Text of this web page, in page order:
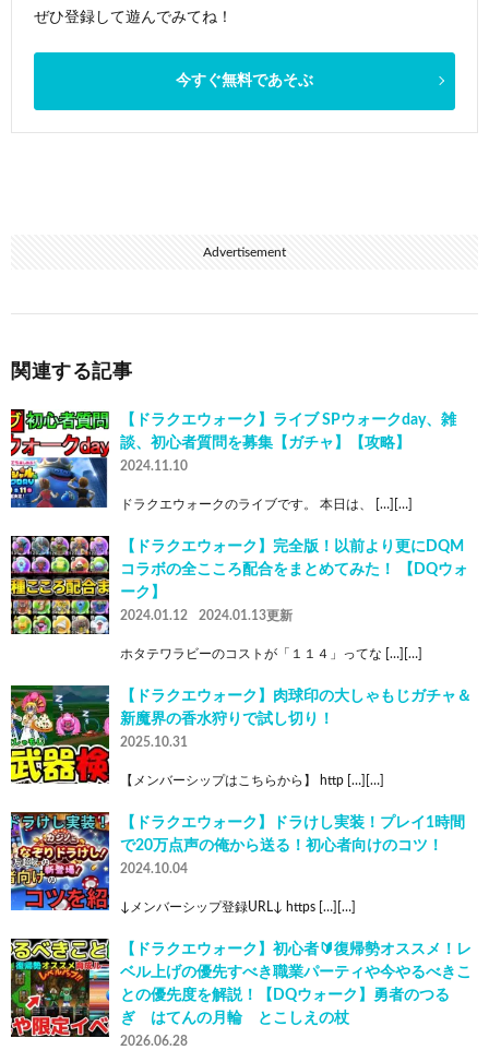
ぜひ登録して遊んでみてね！
今すぐ無料であそぶ
Advertisement
関連する記事
【ドラクエウォーク】ライブ SPウォークday、雑
談、初心者質問を募集【ガチャ】【攻略】
2024.11.10
ドラクエウォークのライブです。 本日は、 […][…]
【ドラクエウォーク】完全版！以前より更にDQM
コラボの全こころ配合をまとめてみた！ 【DQウォ
ーク】
2024.01.12 2024.01.13更新
ホタテワラビーのコストが「１１４」ってな […][…]
【ドラクエウォーク】肉球印の大しゃもじガチャ＆
新魔界の香水狩りで試し切り！
2025.10.31
【メンバーシップはこちらから】 http […][…]
【ドラクエウォーク】ドラけし実装！プレイ1時間
で20万点声の俺から送る！初心者向けのコツ！
2024.10.04
↓メンバーシップ登録URL↓ https […][…]
【ドラクエウォーク】初心者🔰復帰勢オススメ！レ
ベル上げの優先すべき職業パーティや今やるべきこ
との優先度を解説！【DQウォーク】勇者のつる
ぎ はてんの月輪 とこしえの杖
2026.06.28